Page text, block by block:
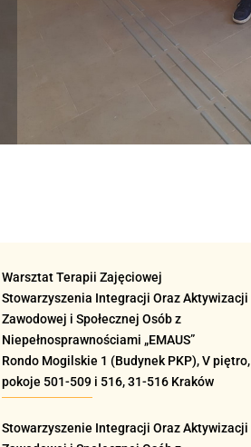
Warsztat Terapii Zajęciowej
Stowarzyszenia Integracji Oraz Aktywizacji
Zawodowej i Społecznej Osób z
Niepełnosprawnościami „EMAUS”
Rondo Mogilskie 1 (Budynek PKP), V piętro,
pokoje 501-509 i 516, 31-516 Kraków
Stowarzyszenie Integracji Oraz Aktywizacji